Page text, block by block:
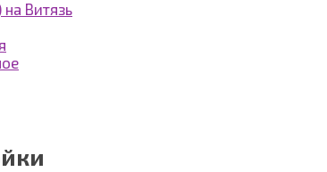
Витязь